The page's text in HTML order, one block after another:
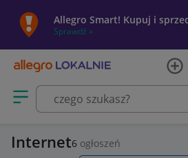
Allegro Smart! Kupuj i
Sprawdź »
Otwórz menu z kategoriami
Internet6 ogłoszeń